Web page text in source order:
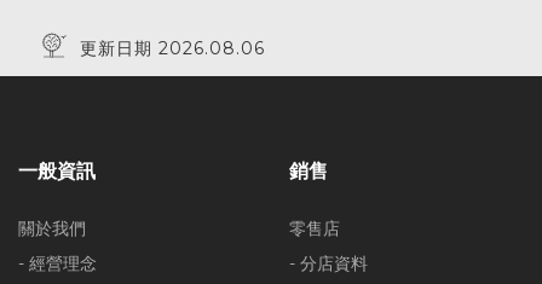
更新日期 2026.08.06
一般資訊
關於我們
- 經營理念
銷售
零售店
- 分店資料